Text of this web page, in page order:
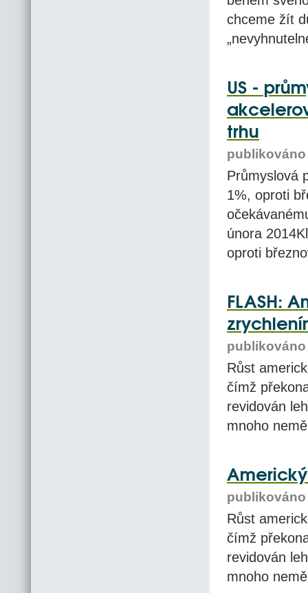
chceme žít
US -
trhu
publikováno
Průmyslová
1%, oproti
února
oproti
FLASH:
publikováno
Růst
čímž
revidován
mnoho
publikováno
Růst
čímž
revidován
mnoho